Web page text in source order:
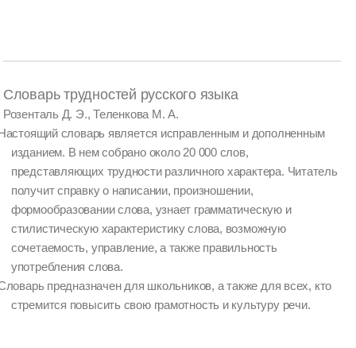
Словарь трудностей русского языка
Розенталь Д. Э., Теленкова М. А.
словарь является исправленным и дополненным
изданием. В нем собрано около 20 000 слов,
представляющих трудности различного характера. Читатель
получит справку о написании, произношении,
формообразовании слова, узнает грамматическую и
стилистическую характеристику слова, возможную
сочетаемость, управление, а также правильность
употребления слова.
предназначен для школьников, а также для всех, кто
стремится повысить свою грамотность и культуру речи.